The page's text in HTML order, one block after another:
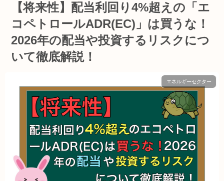
【将来性】配当利回り4%超えの「エ
コペトロールADR(EC)」は買うな！
2026年の配当や投資するリスクにつ
いて徹底解説！
エネルギーセクター